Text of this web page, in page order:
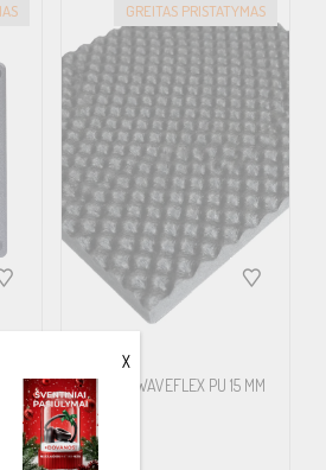
GREITAS PRISTATYMAS
FOUR S2-WAVEFLEX PU 15 MM
500*370
€109.00
X